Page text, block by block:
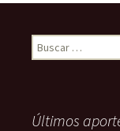
Buscar:
Últimos